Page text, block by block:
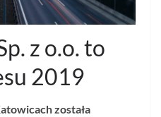
z o.o. to
2019
została